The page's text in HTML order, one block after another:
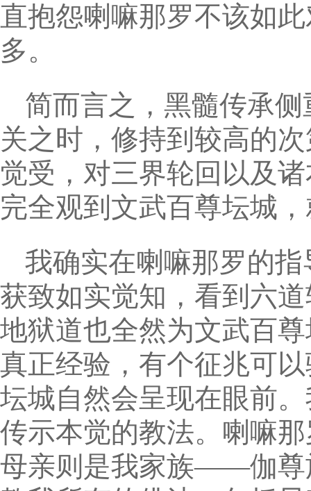
直抱怨喇嘛那罗不该如
多。
简而言之，黑髓传承
关之时，修持到较高的
觉受，对三界轮回以及
完全观到文武百尊坛城
我确实在喇嘛那罗的
获致如实觉知，看到六
地狱道也全然为文武百
真正经验，有个征兆可
坛城自然会呈现在眼前
传示本觉的教法。喇嘛
母亲则是我家族——伽尊